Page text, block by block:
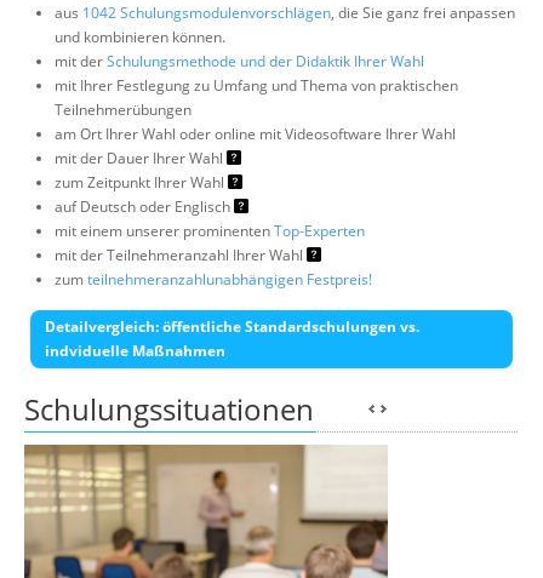
aus 1042 Schulungsmodulenvorschlägen, die Sie ganz frei anpassen
und kombinieren können.
mit derSchulungsmethode und der Didaktik Ihrer Wahl
mit Ihrer Festlegung zu Umfang und Thema von praktischen
Teilnehmerübungen
am Ort Ihrer Wahl oder online mit Videosoftware Ihrer Wahl
mit der Dauer Ihrer Wahl
zum Zeitpunkt Ihrer Wahl
auf Deutsch oder Englisch
mit einem unserer prominentenTop-Experten
mit der Teilnehmeranzahl Ihrer Wahl
zumteilnehmeranzahlunabhängigen Festpreis!
Detailvergleich: öffentliche Standardschulungen vs.
indviduelle Maßnahmen
Schulungssituationen